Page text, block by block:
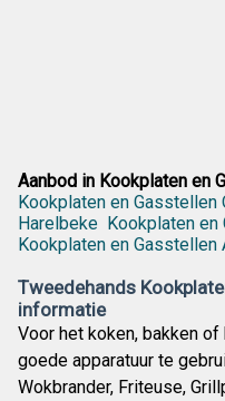
Aanbod in Kookplaten en
Kookplaten en Gasstellen
Harelbeke Kookplaten
Kookplaten en Gasstellen
Tweedehands
informatie
Voor het koken, bakken
goede apparatuur te
Wokbrander, Friteuse,